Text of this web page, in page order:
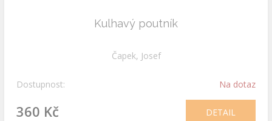
Kulhavý poutník
Čapek, Josef
Dostupnost: Na dotaz
360 Kč DETAIL